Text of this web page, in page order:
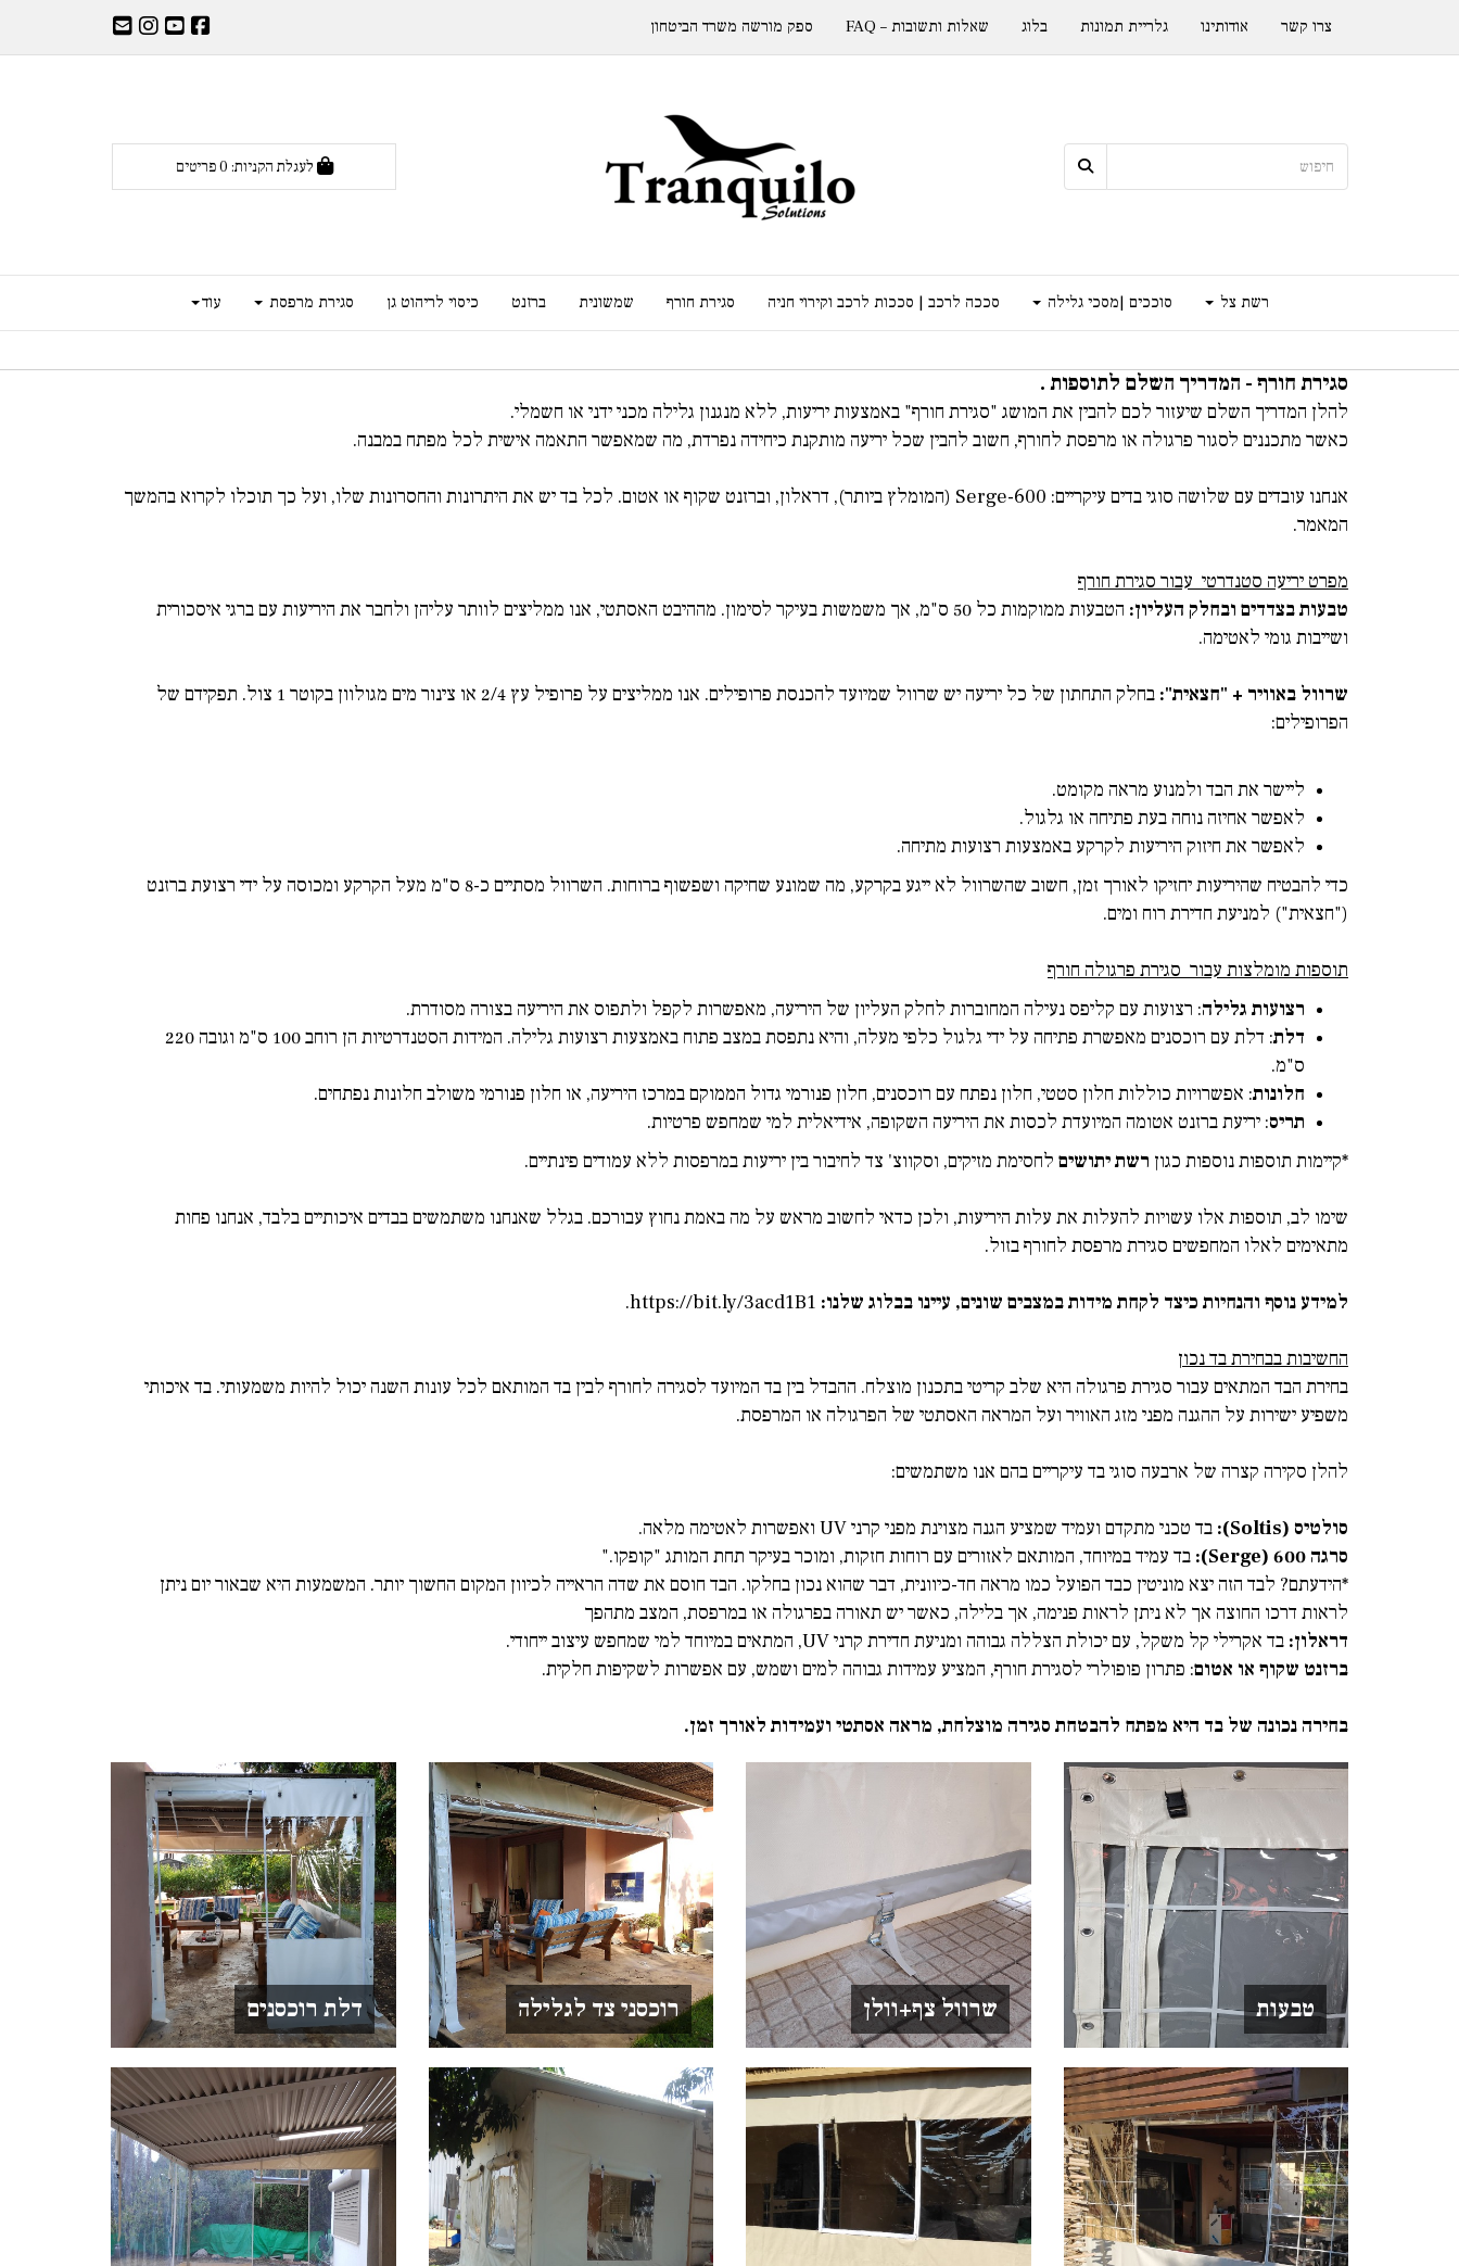
0פריטים
רשת צל סוככים |מסכי גלילה סככה לרכב | סככות לרכב וקירוי חניה סגירת חורף שמשונית ברזנט כיסוי לריהוט גן סגירת מרפסת עוד
צרו קשר אודותינו גלריית תמונות בלוג שאלות ותשובות – FAQ ספק מורשה משרד הביטחון
סגירת חורף- המדריך השלם לתוספות .
להלן המדריך השלם שיעזור לכם להבין את המושג "סגירת חורף" באמצעות יריעות, ללא מנגנון גלילה מכני ידני או חשמלי.
כאשר מתכננים לסגור פרגולה או מרפסת לחורף, חשוב להבין שכל יריעה מותקנת כיחידה נפרדת, מה שמאפשר התאמה אישית לכל מפתח במבנה.
אנחנו עובדים עם שלושה סוגי בדים עיקריים: Serge-600 (המומלץ ביותר), דראלון, וברזנט שקוף או אטום. לכל בד יש את היתרונות והחסרונות שלו, ועל כך תוכלו לקרוא בהמשך
המאמר.
מפרט יריעה סטנדרטי עבור סגירת חורף
טבעות בצדדים ובחלק העליון:
הטבעות ממוקמות כל 50 ס"מ, אך משמשות בעיקר לסימון. מההיבט האסתטי, אנו ממליצים לוותר עליהן ולחבר את היריעות עם ברגי איסכורית
ושייבות גומי לאטימה.
שרוול באוויר + "חצאית":
בחלק התחתון של כל יריעה יש שרוול שמיועד להכנסת פרופילים. אנו ממליצים על פרופיל עץ 2/4 או צינור מים מגולוון בקוטר 1 צול. תפקידם של
הפרופילים:
ליישר את הבד ולמנוע מראה מקומט.
לאפשר אחיזה נוחה בעת פתיחה או גלגול.
לאפשר את חיזוק היריעות לקרקע באמצעות רצועות מתיחה.
כדי להבטיח שהיריעות יחזיקו לאורך זמן, חשוב שהשרוול לא ייגע בקרקע, מה שמונע שחיקה ושפשוף ברוחות. השרוול מסתיים כ-8 ס"מ מעל הקרקע ומכוסה על ידי רצועת ברזנט
("חצאית") למניעת חדירת רוח ומים.
תוספות מומלצות עבור סגירת פרגולה חורף
רצועות גלילה: רצועות עם קליפס נעילה המחוברות לחלק העליון של היריעה, מאפשרות לקפל ולתפוס את היריעה בצורה מסודרת.
דלת
: דלת עם רוכסנים מאפשרת פתיחה על ידי גלגול כלפי מעלה, והיא נתפסת במצב פתוח באמצעות רצועות גלילה. המידות הסטנדרטיות הן רוחב 100 ס"מ וגובה 220
ס"מ.
חלונות: אפשרויות כוללות חלון סטטי, חלון נפתח עם רוכסנים, חלון פנורמי גדול הממוקם במרכז היריעה, או חלון פנורמי משולב חלונות נפתחים.
תריס: יריעת ברזנט אטומה המיועדת לכסות את היריעה השקופה, אידיאלית למי שמחפש פרטיות.
*קיימות תוספות נוספות כגון רשת יתושים לחסימת מזיקים, וסקווצ' צד לחיבור בין יריעות במרפסות ללא עמודים פינתיים.
שימו לב, תוספות אלו עשויות להעלות את עלות היריעות, ולכן כדאי לחשוב מראש על מה באמת נחוץ עבורכם. בגלל שאנחנו משתמשים בבדים איכותיים בלבד, אנחנו פחות
מתאימים לאלו המחפשים סגירת מרפסת לחורף בזול.
למידע נוסף והנחיות כיצד לקחת מידות במצבים שונים, עיינו בבלוג שלנו: https://bit.ly/3acd1B1
.
החשיבות בבחירת בד נכון
בחירת הבד המתאים עבור סגירת פרגולה היא שלב קריטי בתכנון מוצלח. ההבדל בין בד המיועד לסגירה לחורף לבין בד המותאם לכל עונות השנה יכול להיות משמעותי. בד איכותי
משפיע ישירות על ההגנה מפני מזג האוויר ועל המראה האסתטי של הפרגולה או המרפסת.
להלן סקירה קצרה של ארבעה סוגי בד עיקריים בהם אנו משתמשים:
סולטיס (Soltis
): בד טכני מתקדם ועמיד שמציע הגנה מצוינת מפני קרניUV ואפשרות לאטימה מלאה.
סרגה (Serge) 600
: בד עמיד במיוחד, המותאם לאזורים עם רוחות חזקות, ומוכר בעיקר תחת המותג "קופקו."
*הידעתם? לבד הזה יצא מוניטין כבד הפועל כמו מראה חד-כיוונית, דבר שהוא נכון בחלקו. הבד חוסם את שדה הראייה לכיוון המקום החשוך יותר. המשמעות היא שבאור יום ניתן
לראות דרכו החוצה אך לא ניתן לראות פנימה, אך בלילה, כאשר יש תאורה בפרגולה או במרפסת, המצב מתהפך
דראלון: בד אקרילי קל משקל, עם יכולת הצללה גבוהה ומניעת חדירת קרניUV, המתאים במיוחד למי שמחפש עיצוב ייחודי.
ברזנט שקוף או אטום: פתרון פופולרי לסגירת חורף, המציע עמידות גבוהה למים ושמש, עם אפשרות לשקיפות חלקית.
בחירה נכונה של בד היא מפתח להבטחת סגירה מוצלחת, מראה אסתטי ועמידות לאורך זמן.
טבעות שרוול צף+וולן רוכסני צד לגלילה דלת רוכסנים